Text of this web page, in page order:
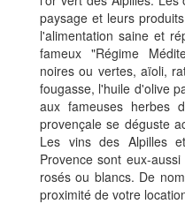
paysage et leurs
l'alimentation saine et
fameux "Régime
noires ou vertes, aïoli,
fougasse, l'huile d'olive
aux fameuses herbes
provençale se déguste
Les vins des Alpilles
Provence sont eux-
rosés ou blancs. De
proximité de votre